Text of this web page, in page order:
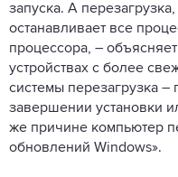
запуска. А
останавливает все
процессора, –
устройствах с более
системы перезагрузка –
завершении установки
же причине компьютер
обновлений Windows».